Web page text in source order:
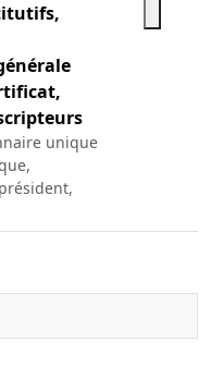
unique